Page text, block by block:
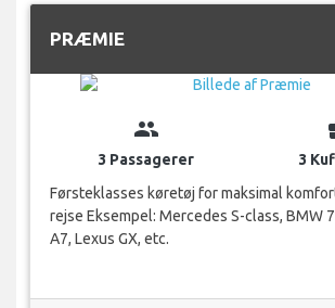
PRÆMIE
group
3 Passagerer
3
Førsteklasses køretøj for maksimal
rejse Eksempel: Mercedes S-class, BMW
A7, Lexus GX, etc.